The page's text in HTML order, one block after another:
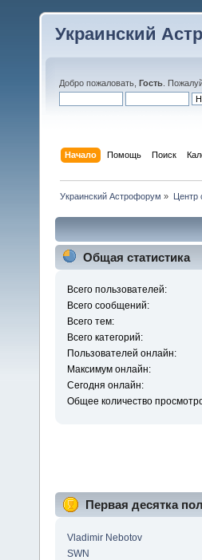
Украинский
Добро пожаловать, Гость .
Начало Помощь Поиск
Украинский Астрофорум » Центр
Общая статистика
Всего пользователей:
Всего сообщений:
Всего тем:
Всего категорий:
Пользователей онлайн:
Максимум онлайн:
Сегодня онлайн:
Общее количество
Первая десятка
Vladimir Nebotov
SWN